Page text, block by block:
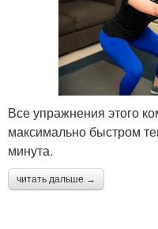
Все упражнения этого
максимально быстром
минута.
читать дальше →